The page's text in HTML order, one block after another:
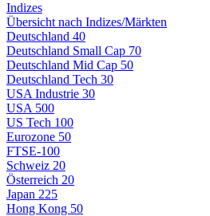
Indizes
Übersicht nach Indizes/Märkten
Deutschland 40
Deutschland Small Cap 70
Deutschland Mid Cap 50
Deutschland Tech 30
USA Industrie 30
USA 500
US Tech 100
Eurozone 50
FTSE-100
Schweiz 20
Österreich 20
Japan 225
Hong Kong 50